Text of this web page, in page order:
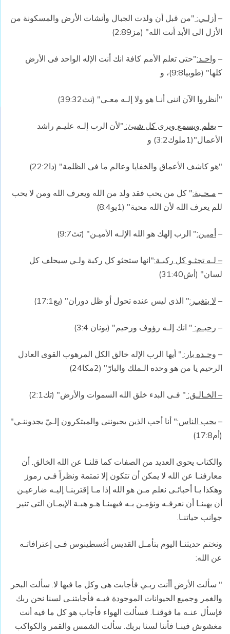
– أزلـي: "من قبل أن ولدت الجبال وأنشات الأرض والمسكونة من
الأزل الى الأبد أنت الله" (مز2:89)
– واحـد:"حتى تعلم الأمم كافة انك أنت الإله الواحد فى الأرض
كلها" (طوبيا9:8)، و
"أنظروا الآن اننى أنـا هو ولا إلـه معـى" (تث39:32)
– يعلم ويسمع ويرى كل شيئ: "لأن الرب إلـه عليـم راشد
الأعمال"(1ملوك3:2) و
"هو كاشف الأعماق والخفايا وعالم ما فى الظلمة" (دا22:2)
– مـحـبة:" كل من يحب فقد ولد من الله ويعرف الله ومن لا يحب
للم يعرف الله لأن الله محبة" (1يو8:4)
– أميـن:" الرب إلهك هو الله الإلـه الأميـن" (تث9:7)
– لـه تجثـو كل ركبـة:"انها ستجثو كل ركبة ولـي سيحلف كل
لسان" (أش31:40)
– لا يتغيـر:" الذى ليس عنده تحول أو ظل دوران" (يع17:1)
– رحيـم: " انك إلـه رؤوف ورحيم" (يونان 3:4)
– وحـده بار: " أيها الرب الإله خالق الكل المرهوب القوى العادل
الرحيم يا من هو وحده الـملك والبارّ" (2مكا24)
– الخـالـق: " فـى البدء خلق الله السموات والأرض" (تك2:1)
– يحب الناس:" أنا أحب الذين يحبوننى والمبتكرون إلـيّ يجدوننـي"
(أم17:8)
والكتاب يحوى العديد من الصفات كما قلنـا عن الله الخالق. أن
معارفنـا عن الله لا يمكن أن تتكون إلا تمتمة ونظراً فـى رموز
وهكذا يـا أحبائـى نعلم مـن هو الله إذا مـا إقتربنـا إليـه ضارعيـن
أن يهبنـا أن نعرفـه ونؤمـن بـه فيهبنـا هـو هبـة الإيمـان التى تنير
جوانب حياتنـا.
ونختم حديثنـا اليوم بتأمـل القديس أغسطينوس فـى إعترافاتـه
عن الله:
" سألت الأرض أأنت ربـي فأجابت هى وكل ما فيها لا. سألت البحر
والغمر وجميع الحيوانات الموجودة فيـه فأجابتنـى لسنا نحن ربك
فإسأل عنـه ما فوقنـا. فسألت الهواء فأجاب هو كل ما فيه أنت
مغشوش فينـا فأننا لسنا بربك. سألت الشمس والقمر والكواكب